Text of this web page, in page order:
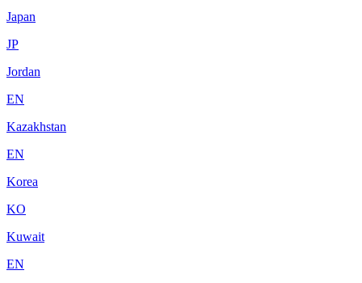
Japan
JP
Jordan
EN
Kazakhstan
EN
Korea
KO
Kuwait
EN